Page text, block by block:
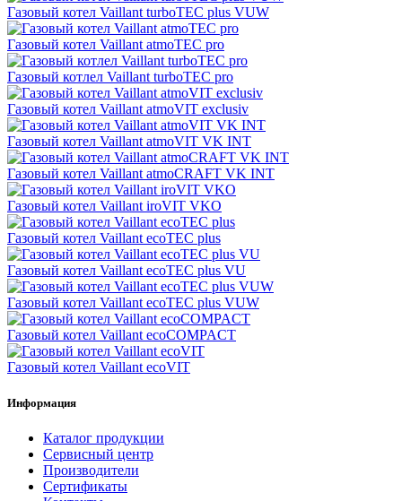
Газовый котел Vaillant turboTEC plus VUW
Газовый котел Vaillant atmoTEC pro
Газовый котлел Vaillant turboTEC pro
Газовый котел Vaillant atmoVIT exclusiv
Газовый котел Vaillant atmoVIT VK INT
Газовый котел Vaillant atmoCRAFT VK INT
Газовый котел Vaillant iroVIT VKO
Газовый котел Vaillant ecoTEC plus
Газовый котел Vaillant ecoTEC plus VU
Газовый котел Vaillant ecoTEC plus VUW
Газовый котел Vaillant ecoCOMPACT
Газовый котел Vaillant ecoVIT
Информация
Каталог продукции
Сервисный центр
Производители
Сертификаты